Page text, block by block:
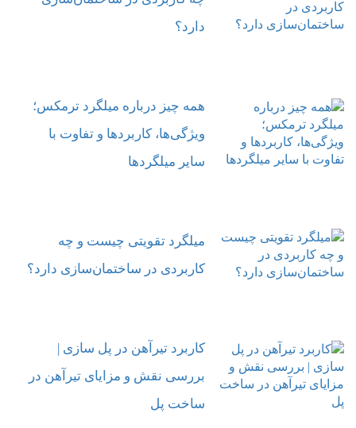
دارد؟
همه چیز درباره میلگرد ترمکس؛
ویژگی‌ها، کاربردها و تفاوت با
سایر میلگردها
میلگرد تقویتی چیست و چه
کاربردی در ساختمان‌سازی دارد؟
کاربرد تیرآهن در پل ‌سازی |
بررسی نقش و مزایای تیرآهن در
ساخت پل